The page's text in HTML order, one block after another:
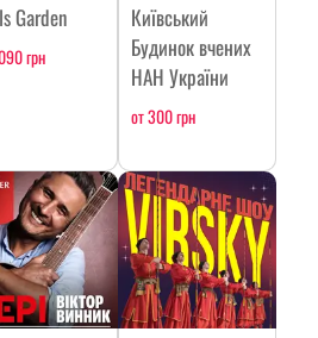
Garden
грн
Київський
Будинок вчених
НАН України
от 300 грн